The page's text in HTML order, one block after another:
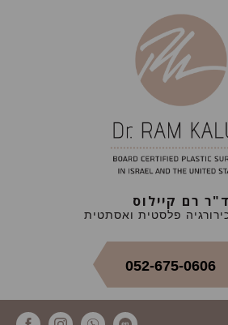
ד"ר רם קיילוס
פלסטית ואסתטית
052-675-0606